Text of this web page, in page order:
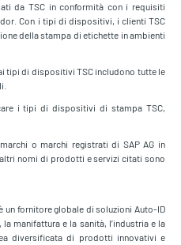
da TSC in conformità con i requisiti
Con i tipi di dispositivi, i clienti TSC
della stampa di etichette in ambienti
tipi di dispositivi TSC includono tutte le
i tipi di dispositivi di stampa TSC,
o marchi registrati di SAP AG in
nomi di prodotti e servizi citati sono
un fornitore globale di soluzioni Auto-ID
manifattura e la sanità, l’industria e la
diversificata di prodotti innovativi e